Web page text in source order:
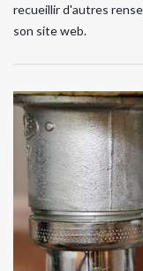
recueillir d'autres
son site web.